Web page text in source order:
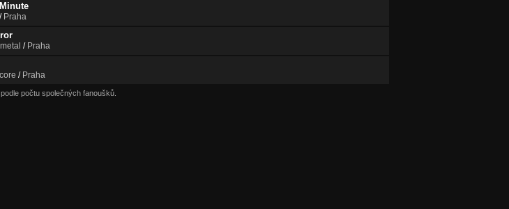
/ Praha
/ Praha
/ Praha
počtu společných fanoušků.